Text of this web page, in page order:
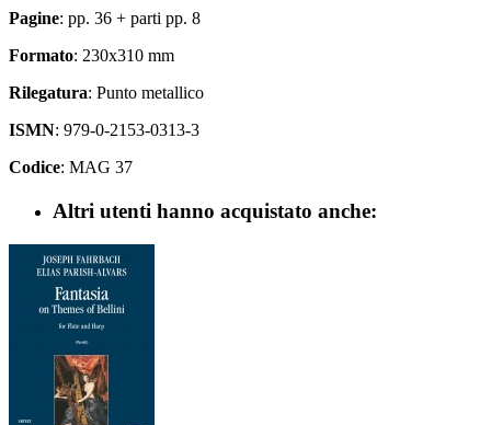
Pagine: pp. 36 + parti pp. 8
Formato: 230x310 mm
Rilegatura: Punto metallico
ISMN: 979-0-2153-0313-3
Codice: MAG 37
Altri utenti hanno acquistato anche: